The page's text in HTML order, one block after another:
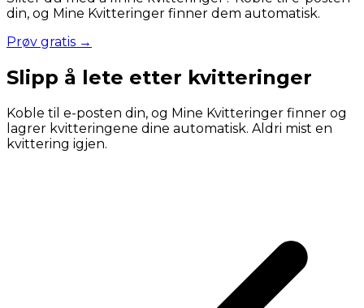
din, og Mine Kvitteringer finner dem automatisk.
Prøv gratis →
Slipp å lete etter kvitteringer
Koble til e-posten din, og Mine Kvitteringer finner og
lagrer kvitteringene dine automatisk. Aldri mist en
kvittering igjen.